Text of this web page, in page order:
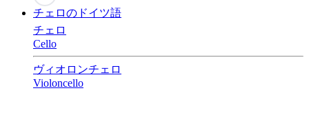
チェロのドイツ語
チェロ
Cello
ヴィオロンチェロ
Violoncello